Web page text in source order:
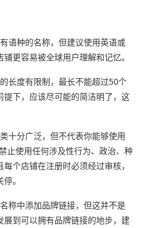
语种的名称，但建议使用英语或
更容易被全球用户理解和记忆。
长度有限制，最长不能超过50个
下，应该尽可能的简洁明了，这
十分广泛，但不代表你能够使用
止使用任何涉及性行为、政治、种
个店铺在注册时必须经过审核，
。
称中添加品牌链接，但这并不是
到可以拥有品牌链接的地步，建